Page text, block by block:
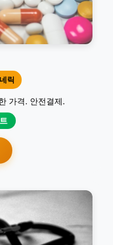
릭
가격. 안전결제.